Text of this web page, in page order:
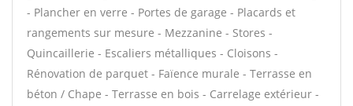
- Plancher en verre - Portes de garage - Placards et
rangements sur mesure - Mezzanine - Stores -
Quincaillerie - Escaliers métalliques - Cloisons -
Rénovation de parquet - Faïence murale - Terrasse en
béton / Chape - Terrasse en bois - Carrelage extérieur -